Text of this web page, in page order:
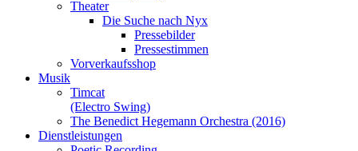
Theater
Die Suche nach Nyx
Pressebilder
Pressestimmen
Vorverkaufsshop
Musik
Timcat
(Electro Swing)
The Benedict Hegemann Orchestra (2016)
Dienstleistungen